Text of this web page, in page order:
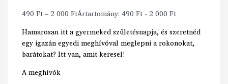
490 Ft–2 000 FtÁrtartomány: 490 Ft - 2 000 Ft
Hamarosan itt a gyermeked születésnapja, és szeretnéd
egy igazán egyedi meghívóval meglepni a rokonokat,
barátokat? Itt van, amit keresel!
A meghívók